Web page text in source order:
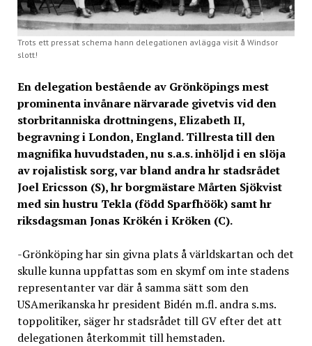
Trots ett pressat schema hann delegationen avlägga visit å Windsor
slott!
En delegation bestående av Grönköpings mest
prominenta invånare närvarade givetvis vid den
storbritanniska drottningens, Elizabeth II,
begravning i London, England. Tillresta till den
magnifika huvudstaden, nu s.a.s. inhöljd i en slöja
av rojalistisk sorg, var bland andra hr stadsrådet
Joel Ericsson (S), hr borgmästare Mårten Sjökvist
med sin hustru Tekla (född Sparfhöök) samt hr
riksdagsman Jonas Krökén i Kröken (C).
-Grönköping har sin givna plats å världskartan och det
skulle kunna uppfattas som en skymf om inte stadens
representanter var där å samma sätt som den
USAmerikanska hr president Bidén m.fl. andra s.ms.
toppolitiker, säger hr stadsrådet till GV efter det att
delegationen återkommit till hemstaden.